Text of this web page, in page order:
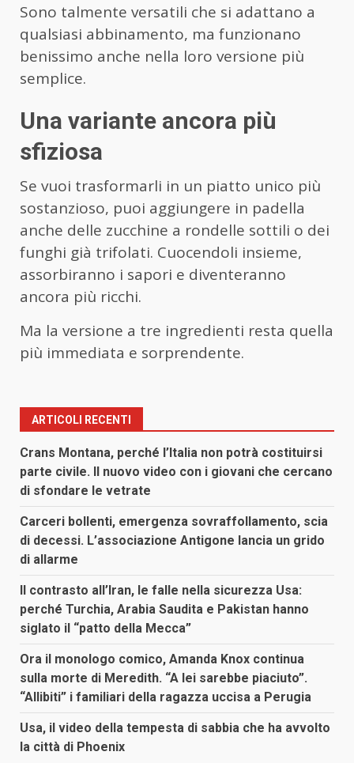
Sono talmente versatili che si adattano a
qualsiasi abbinamento, ma funzionano
benissimo anche nella loro versione più
semplice.
Una variante ancora più
sfiziosa
Se vuoi trasformarli in un piatto unico più
sostanzioso, puoi aggiungere in padella
anche delle zucchine a rondelle sottili o dei
funghi già trifolati. Cuocendoli insieme,
assorbiranno i sapori e diventeranno
ancora più ricchi.
Ma la versione a tre ingredienti resta quella
più immediata e sorprendente.
ARTICOLI RECENTI
Crans Montana, perché l’Italia non potrà costituirsi
parte civile. Il nuovo video con i giovani che cercano
di sfondare le vetrate
Carceri bollenti, emergenza sovraffollamento, scia
di decessi. L’associazione Antigone lancia un grido
di allarme
Il contrasto all’Iran, le falle nella sicurezza Usa:
perché Turchia, Arabia Saudita e Pakistan hanno
siglato il “patto della Mecca”
Ora il monologo comico, Amanda Knox continua
sulla morte di Meredith. “A lei sarebbe piaciuto”.
“Allibiti” i familiari della ragazza uccisa a Perugia
Usa, il video della tempesta di sabbia che ha avvolto
la città di Phoenix